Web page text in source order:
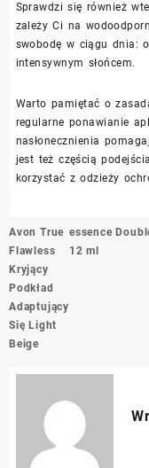
Sprawdzi się również
zależy Ci na
swobodę w ciągu dnia:
intensywnym słońcem.
Warto pamiętać o
regularne ponawianie
nasłonecznienia
jest też częścią
korzystać z odzieży
Nawigacja
wpisu
Avon True
Flawless
Kryjący
Podkład
Adaptujący
Się Light
Beige
essence
12 ml